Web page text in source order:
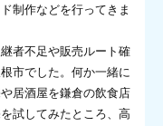
制作などを行ってきま
者不足や販売ルート確
市でした。何か一緒に
居酒屋を鎌倉の飲食店
試してみたところ、高